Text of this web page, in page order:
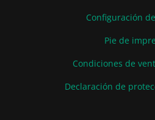
Configuración
Pie de
Condiciones de
Declaración de